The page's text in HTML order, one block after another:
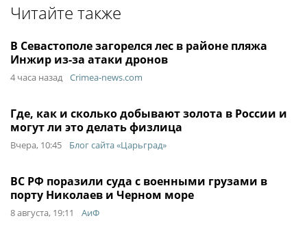
Читайте также
В Севастополе загорелся лес в районе пляжа
Инжир из-за атаки дронов
4 часа назад Crimea-news.com
Где, как и сколько добывают золота в России и
могут ли это делать физлица
Вчера, 10:45 Блог сайта «Царьград»
ВС РФ поразили суда с военными грузами в
порту Николаев и Черном море
8 августа, 19:11 АиФ